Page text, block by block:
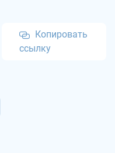
Копировать
ссылку